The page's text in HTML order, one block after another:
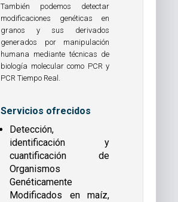
También podemos detectar
modificaciones genéticas en
granos y sus derivados
generados por manipulación
humana mediante técnicas de
biología molecular como PCR y
PCR Tiempo Real.
Servicios ofrecidos
Detección,
identificación y
cuantificación de
Organismos
Genéticamente
Modificados en maíz,